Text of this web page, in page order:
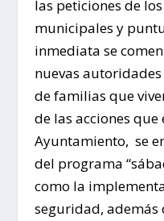
las peticiones de
municipales y
inmediata se
nuevas
de familias que
de las acciones
Ayuntamiento, se
del programa
como la
seguridad,